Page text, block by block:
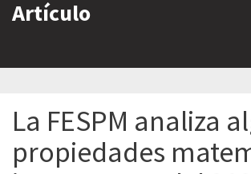
Artículo
La FESPM analiza
propiedades